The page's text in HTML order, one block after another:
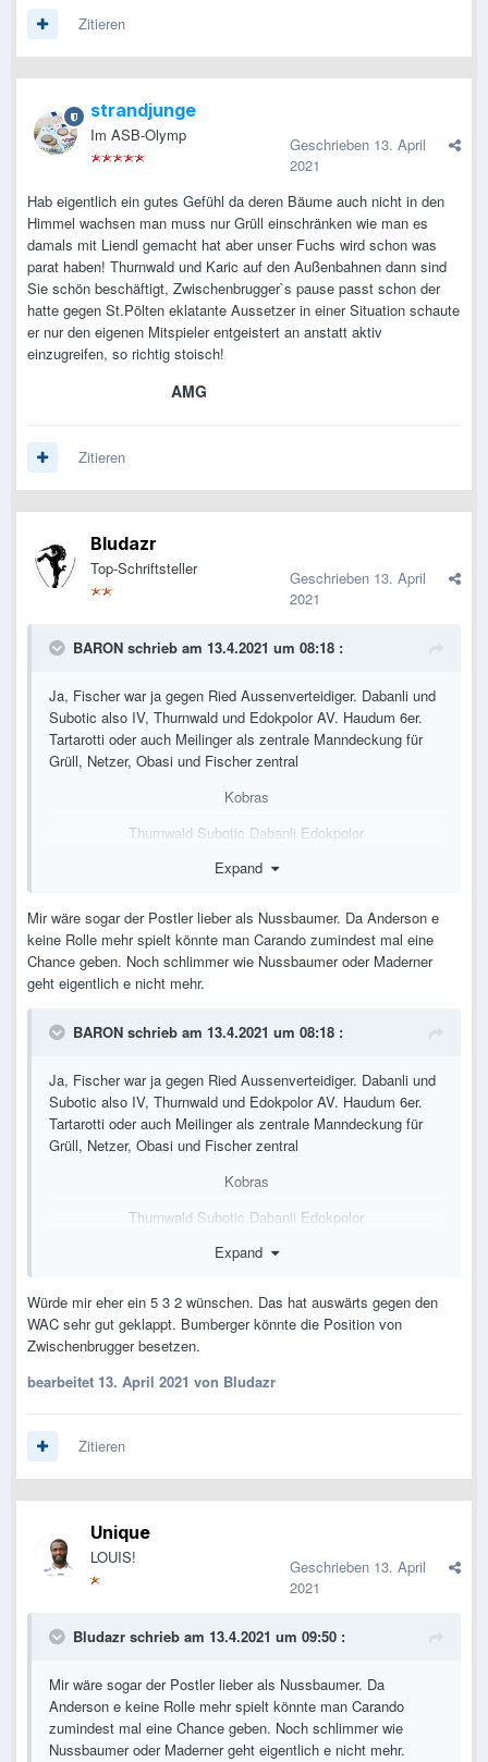
Zitieren
strandjunge
Im ASB-Olymp Geschrieben 13. April
2021
Hab eigentlich ein gutes Gefühl da deren Bäume auch nicht in den
Himmel wachsen man muss nur Grüll einschränken wie man es
damals mit Liendl gemacht hat aber unser Fuchs wird schon was
parat haben! Thurnwald und Karic auf den Außenbahnen dann sind
Sie schön beschäftigt, Zwischenbrugger`s pause passt schon der
hatte gegen St.Pölten eklatante Aussetzer in einer Situation schaute
er nur den eigenen Mitspieler entgeistert an anstatt aktiv
einzugreifen, so richtig stoisch!
AMG
Zitieren
Bludazr
Top-Schriftsteller Geschrieben 13. April
2021
BARON schrieb am 13.4.2021 um 08:18 :
Ja, Fischer war ja gegen Ried Aussenverteidiger. Dabanli und
Subotic also IV, Thurnwald und Edokpolor AV. Haudum 6er.
Tartarotti oder auch Meilinger als zentrale Manndeckung für
Grüll, Netzer, Obasi und Fischer zentral
Kobras
Thurnwald Subotic Dabanli Edokpolor
Meilinger Haudum Netzer
Nussbaumer
Auch wenn es verrückt klingt könnte ich mir sogar Carando
statt Nussbaumer vorstellten.
Expand
Mir wäre sogar der Postler lieber als Nussbaumer. Da Anderson e
keine Rolle mehr spielt könnte man Carando zumindest mal eine
Chance geben. Noch schlimmer wie Nussbaumer oder Maderner
geht eigentlich e nicht mehr.
BARON schrieb am 13.4.2021 um 08:18 :
Ja, Fischer war ja gegen Ried Aussenverteidiger. Dabanli und
Subotic also IV, Thurnwald und Edokpolor AV. Haudum 6er.
Tartarotti oder auch Meilinger als zentrale Manndeckung für
Grüll, Netzer, Obasi und Fischer zentral
Kobras
Thurnwald Subotic Dabanli Edokpolor
Meilinger Haudum Netzer
Nussbaumer
Auch wenn es verrückt klingt könnte ich mir sogar Carando
statt Nussbaumer vorstellten.
Expand
Würde mir eher ein 5 3 2 wünschen. Das hat auswärts gegen den
WAC sehr gut geklappt. Bumberger könnte die Position von
Zwischenbrugger besetzen.
bearbeitet 13. April 2021 von Bludazr
Zitieren
Unique
LOUIS! Geschrieben 13. April
2021
Bludazr schrieb am 13.4.2021 um 09:50 :
Mir wäre sogar der Postler lieber als Nussbaumer. Da
Anderson e keine Rolle mehr spielt könnte man Carando
zumindest mal eine Chance geben. Noch schlimmer wie
Nussbaumer oder Maderner geht eigentlich e nicht mehr.